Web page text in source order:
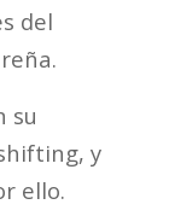
del
su
y
ello.